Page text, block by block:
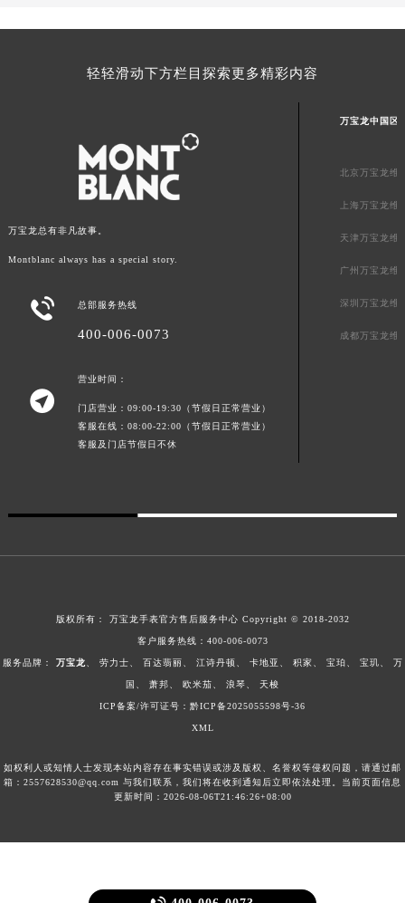
轻轻滑动下方栏目探索更多精彩内容
万宝龙总有非凡故事。
Montblanc always has a special story.
 总部服务热线
400-006-0073

营业时间：
门店营业：09:00-19:30（节假日正常营业）
客服在线：08:00-22:00（节假日正常营业）
客服及门店节假日不休
万宝龙中国区
北京万宝龙维
上海万宝龙维
天津万宝龙维
广州万宝龙维
深圳万宝龙维
成都万宝龙维
版权所有： 万宝龙手表官方售后服务中心 Copyright © 2018-2032
客户服务热线： 400-006-0073
服务品牌： 万宝龙 劳力士 百达翡丽 江诗丹顿 卡地亚 积家 宝珀 宝玑 万
国 萧邦 欧米茄 浪琴 天梭
ICP备案/许可证号：黔ICP备2025055598号-36
XML
如权利人或知情人士发现本站内容存在事实错误或涉及版权、名誉权等侵权问题，请通过邮
箱：2557628530@qq.com 与我们联系，我们将在收到通知后立即依法处理。当前页面信息
更新时间：2026-08-06T21:46:26+08:00